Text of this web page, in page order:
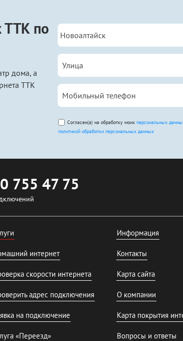
ТТК по
дома, а
ТТК
Согласен(а) на обработку моих персональных
политикой обработки персональных данных
755 47 75
интернет
скорости интернета
адрес подключения
на подключение
«Переезд»
Информация
Контакты
Карта сайта
О компании
Карта покрытия
Вопросы и ответы